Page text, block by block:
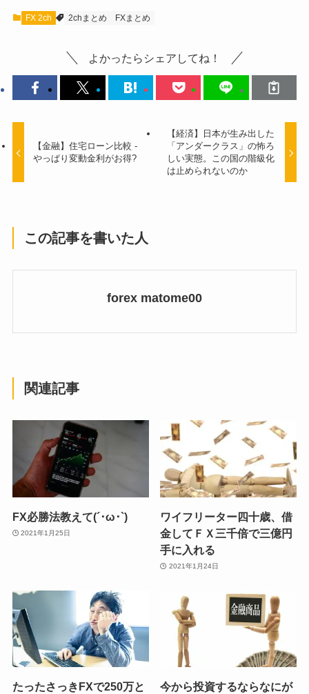
FX 2ch 2chまとめ FXまとめ
よかったらシェアしてね！
【金融】住宅ローン比較 -
やっぱり変動金利がお得?
【経済】日本が生み出した
「アンダークラス」の怖ろ
しい実態。この国の階級化
は止められないのか
この記事を書いた人
forex matome00
関連記事
FX必勝法教えて(´･ω･`)
2021年1月25日
ワイフリーター四十歳、借
金してＦＸ三千倍で三億円
手に入れる
2021年1月24日
たったさっきFXで250万と
今から投資するならなにが